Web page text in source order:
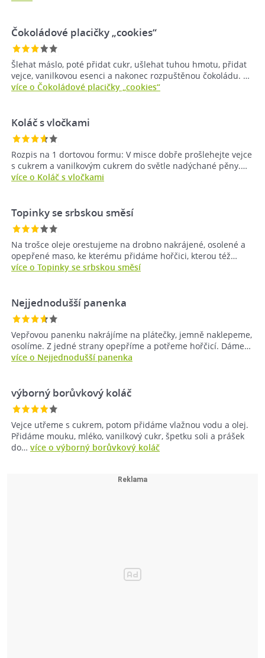
Čokoládové placičky „cookies“
Šlehat máslo, poté přidat cukr, ušlehat tuhou hmotu, přidat
vejce, vanilkovou esenci a nakonec rozpuštěnou čokoládu. …
více o Čokoládové placičky „cookies“
Koláč s vločkami
Rozpis na 1 dortovou formu: V misce dobře prošlehejte vejce
s cukrem a vanilkovým cukrem do světle nadýchané pěny.…
více o Koláč s vločkami
Topinky se srbskou směsí
Na trošce oleje orestujeme na drobno nakrájené, osolené a
opepřené maso, ke kterému přidáme hořčici, kterou též…
více o Topinky se srbskou směsí
Nejjednodušší panenka
Vepřovou panenku nakrájíme na plátečky, jemně naklepeme,
osolíme. Z jedné strany opepříme a potřeme hořčicí. Dáme…
více o Nejjednodušší panenka
výborný borůvkový koláč
Vejce utřeme s cukrem, potom přidáme vlažnou vodu a olej.
Přidáme mouku, mléko, vanilkový cukr, špetku soli a prášek
do… více o výborný borůvkový koláč